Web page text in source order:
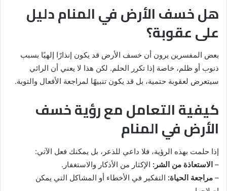
هل خسف الأرض في المنام دليل
على عقوبة؟
بعض المفسرين يرون أن خسف الأرض قد يكون إنذارًا إلهيًا بسبب
ذنوب أو ظلم، خاصة إذا تكرر الحلم. لكن هذا لا يعني أن الرائي
سيتعرض لعقوبة حتمية، بل قد يكون تنبيهًا لمراجعة الأفعال والتوبة.
كيفية التعامل مع رؤية خسف
الأرض في المنام
إذا حلمت بهذه الرؤية، فلا داعي للذعر، بل يمكنك فعل الآتي:
– الاستعاذة من الشر: الإكثار من الأذكار والاستغفار.
– مراجعة الحياة: التفكير في الأخطاء أو المشاكل التي يمكن